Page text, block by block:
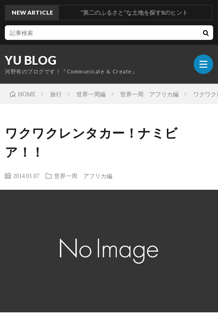
YU BLOG
河野有のブログです！『Communicate ＆ Create』
NEW ARTICLE“第二のふるさと”な土地を探す8のヒント
HOME 旅行 世界一周編 世界一周 アフリカ編 ワクワ
ワクワクレンタカー！ナミビ
ア！！
2014.01.07 世界一周 アフリカ編